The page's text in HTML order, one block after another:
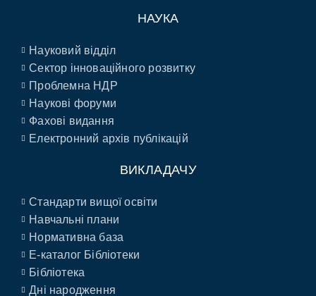
НАУКА
Науковий відділ
Сектор інноваційного розвитку
Проблемна НДР
Наукові форуми
Фахові видання
Електронний архів публікацій
ВИКЛАДАЧУ
Стандарти вищої освіти
Навчальні плани
Нормативна база
E-каталог Бібліотеки
Бібліотека
Дні народження